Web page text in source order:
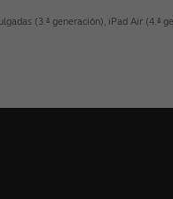
(3.ª generación), iPad Air (4.ª